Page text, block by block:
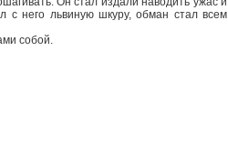
с него львиную шкуру, обман стал всем
собой.